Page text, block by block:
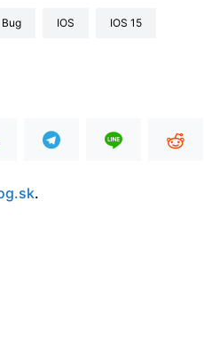
Bug iOS iOS 15
.